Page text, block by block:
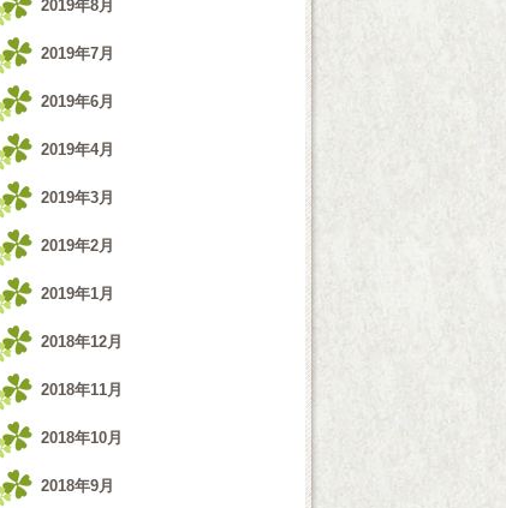
2019年8月
2019年7月
2019年6月
2019年4月
2019年3月
2019年2月
2019年1月
2018年12月
2018年11月
2018年10月
2018年9月